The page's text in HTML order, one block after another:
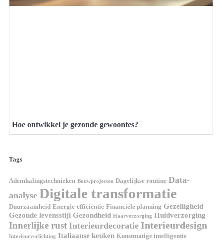
Hoe ontwikkel je gezonde gewoontes?
Tags
Ademhalingstechnieken Bouwprojecten Dagelijkse routine Data-
analyse Digitale transformatie
Duurzaamheid Energie-efficiëntie Financiële planning Gezelligheid
Gezonde levensstijl Gezondheid Haarverzorging Huidverzorging
Innerlijke rust Interieurdecoratie Interieurdesign
Interieurverlichting Italiaanse keuken Kunstmatige intelligentie